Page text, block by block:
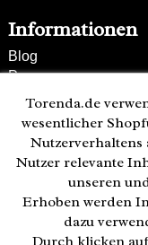
Informationen
Blog
Presse
Partner
Versand und Zahlung
Bestellung wiederrufen
Kunden-
(040) 244 249-49
Mo - Fr 08:00 - 18:00
Torenda.de
wesentlicher
Nutzerverhaltens
Nutzer relevante
unseren
Erhoben werden
dazu
Durch klicken